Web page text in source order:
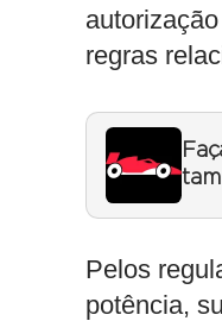
regras
Pelos
potência,